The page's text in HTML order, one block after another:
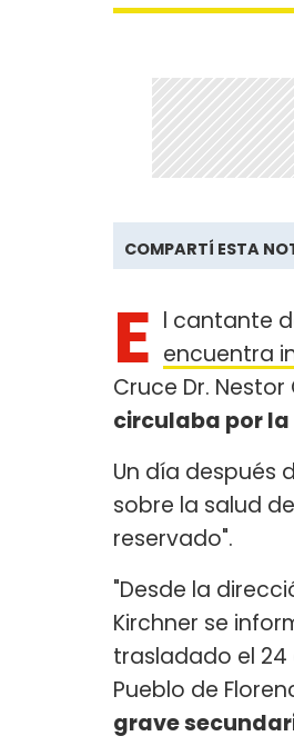
COMPARTÍ ESTA
E l cantante
encuentra
Cruce Dr.
circulaba por
Un día después
sobre la salud
reservado".
"Desde la
Kirchner se
trasladado el 24
Pueblo de
grave